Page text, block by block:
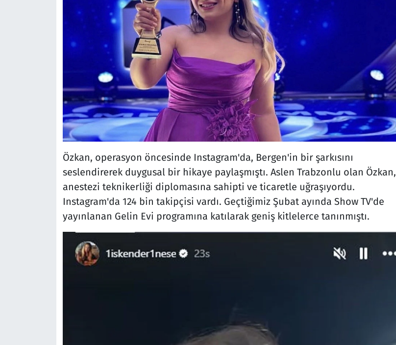
Özkan, operasyon öncesinde Instagram'da, Bergen'in bir şarkısını
seslendirerek duygusal bir hikaye paylaşmıştı. Aslen Trabzonlu olan Özkan,
anestezi teknikerliği diplomasına sahipti ve ticaretle uğraşıyordu.
Instagram'da 124 bin takipçisi vardı. Geçtiğimiz Şubat ayında Show TV'de
yayınlanan Gelin Evi programına katılarak geniş kitlelerce tanınmıştı.